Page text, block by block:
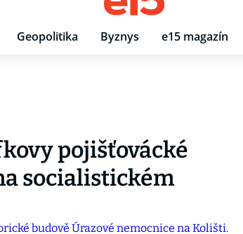
Geopolitika Byznys e15 magazín
pojišťovácké
socialistickém